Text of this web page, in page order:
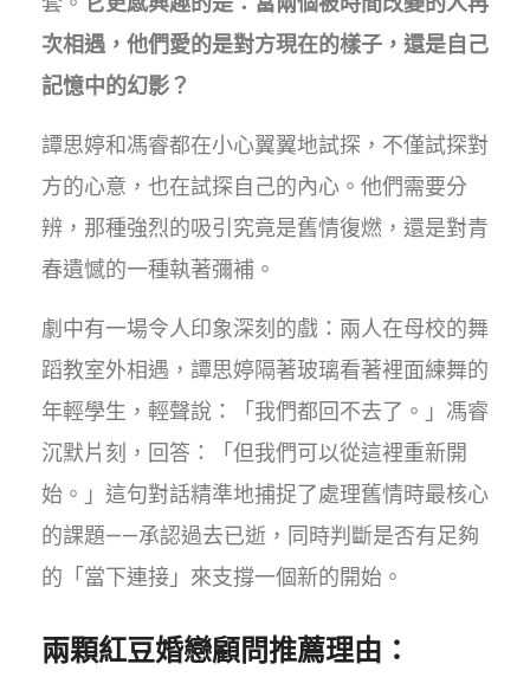
次相遇，他們愛的是對方現在的樣子，還是自己
記憶中的幻影？
譚思婷和馮睿都在小心翼翼地試探，不僅試探對
方的心意，也在試探自己的內心。他們需要分
辨，那種強烈的吸引究竟是舊情復燃，還是對青
春遺憾的一種執著彌補。
劇中有一場令人印象深刻的戲：兩人在母校的舞
蹈教室外相遇，譚思婷隔著玻璃看著裡面練舞的
年輕學生，輕聲說：「我們都回不去了。」馮睿
沉默片刻，回答：「但我們可以從這裡重新開
始。」這句對話精準地捕捉了處理舊情時最核心
的課題——承認過去已逝，同時判斷是否有足夠
的「當下連接」來支撐一個新的開始。
兩顆紅豆婚戀顧問推薦理由：